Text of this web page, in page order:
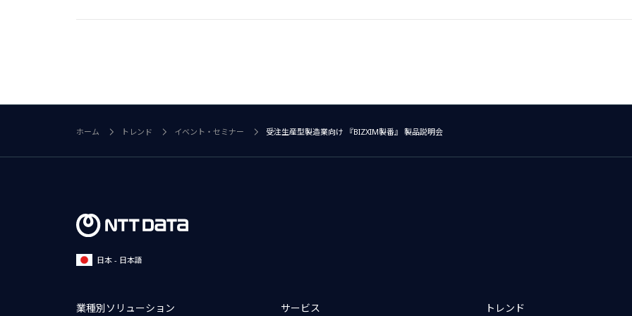
ホーム トレンド イベント・セミナー 受注生産型製造業向け 『BIZXIM製番』 製品説明会
日本 - 日本語
業種別ソリューション サービス トレンド